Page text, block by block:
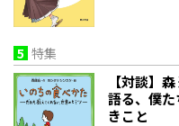
5 特集
【対談】
語る、僕
きこと